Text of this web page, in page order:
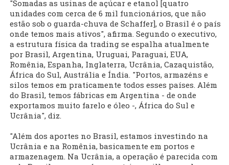
"Somadas as usinas de açúcar e etanol [quatro
unidades com cerca de 6 mil funcionários, que não
estão sob o guarda-chuva de Schaffer], o Brasil é o país
onde temos mais ativos", afirma. Segundo o executivo,
a estrutura física da trading se espalha atualmente
por Brasil, Argentina, Uruguai, Paraguai, EUA,
Romênia, Espanha, Inglaterra, Ucrânia, Cazaquistão,
África do Sul, Austrália e Índia. "Portos, armazéns e
silos temos em praticamente todos esses países. Além
do Brasil, temos fábricas em Argentina - de onde
exportamos muito farelo e óleo -, África do Sul e
Ucrânia", diz.
"Além dos aportes no Brasil, estamos investindo na
Ucrânia e na Romênia, basicamente em portos e
armazenagem. Na Ucrânia, a operação é parecida com